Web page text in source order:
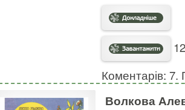
Коментарів: 7.
Волкова